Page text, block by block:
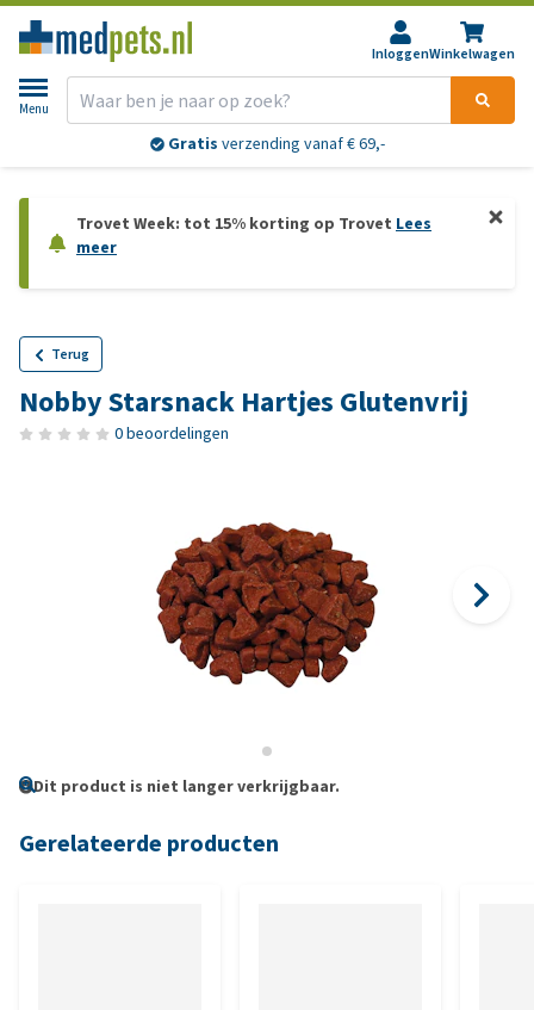
InloggenWinkelwagen
Menu
Gratis verzending vanaf € 69,-
Trovet Week: tot 15% korting op Trovet Lees
meer
Terug
Nobby Starsnack Hartjes Glutenvrij
0 beoordelingen
Dit product is niet langer verkrijgbaar.
Gerelateerde producten